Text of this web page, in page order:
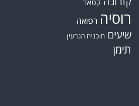
קטאר
רוסיה רפואה
שיעים תוכנית הגרעין
תימן